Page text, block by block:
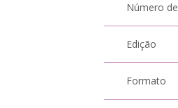
Número
Edição
Formato